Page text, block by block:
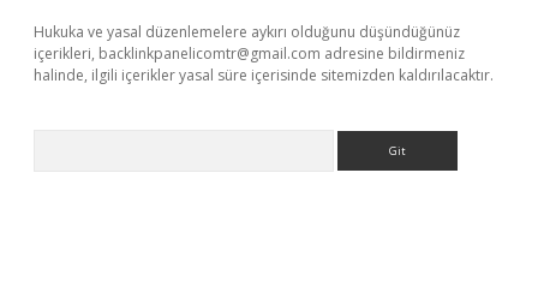
Hukuka ve yasal düzenlemelere aykırı olduğunu düşündüğünüz
içerikleri, backlinkpanelicomtr@gmail.com adresine bildirmeniz
halinde, ilgili içerikler yasal süre içerisinde sitemizden kaldırılacaktır.